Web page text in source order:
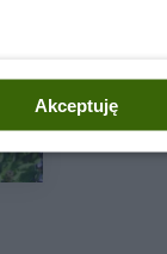
Akceptuję